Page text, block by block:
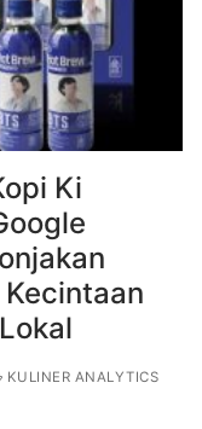
Ki
KULINER ANALYTICS